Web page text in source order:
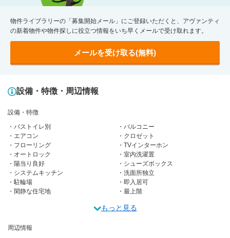
物件ライブラリーの「募集開始メール」にご登録いただくと、アヴァンティ
の新着物件や物件探しに役立つ情報をいち早くメールで受け取れます。
メールを受け取る(無料)
設備・特徴・周辺情報
設備・特徴
バストイレ別
バルコニー
エアコン
クロゼット
フローリング
TVインターホン
オートロック
室内洗濯置
陽当り良好
シューズボックス
システムキッチン
洗面所独立
駐輪場
即入居可
閑静な住宅地
最上階
もっと見る
周辺情報